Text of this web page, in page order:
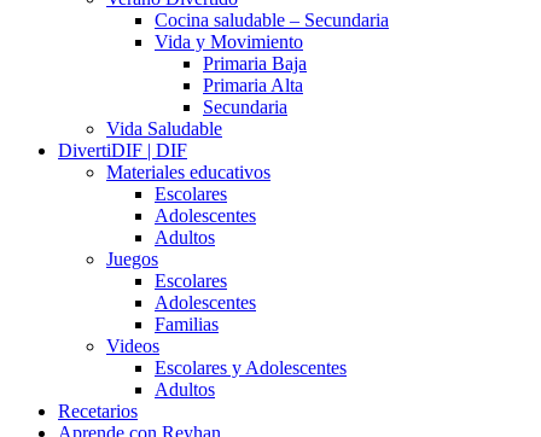
Cocina saludable – Secundaria
Vida y Movimiento
Primaria Baja
Primaria Alta
Secundaria
Vida Saludable
DivertiDIF | DIF
Materiales educativos
Escolares
Adolescentes
Adultos
Juegos
Escolares
Adolescentes
Familias
Videos
Escolares y Adolescentes
Adultos
Recetarios
Aprende con Reyhan